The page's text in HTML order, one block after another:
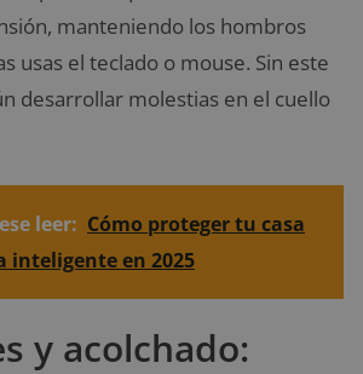
manteniendo los hombros
usas el teclado o mouse. Sin este
desarrollar molestias en el cuello
leer: Cómo proteger tu casa
inteligente en 2025
y acolchado: